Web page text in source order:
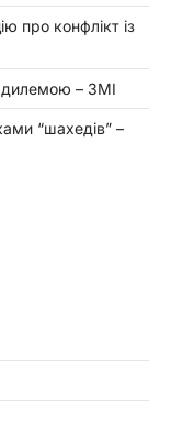
про конфлікт із
дилемою – ЗМІ
“шахедів” –